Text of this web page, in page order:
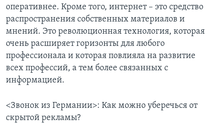
оперативнее. Кроме того, интернет – это средство
распространения собственных материалов и
мнений. Это революционная технология, которая
очень расширяет горизонты для любого
профессионала и которая повлияла на развитие
всех профессий, а тем более связанных с
информацией.
<Звонок из Германии>: Как можно уберечься от
скрытой рекламы?